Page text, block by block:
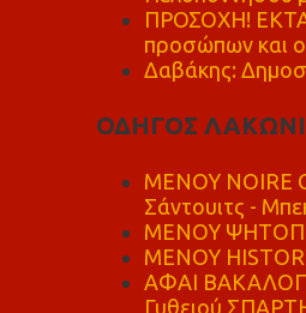
ΠΡΟΣΟΧΗ!
προσώπων και
Δαβάκης:
ΟΔΗΓΟΣ
MENOY
Σάντουιτς -
ΜΕΝΟΥ
ΜΕΝΟΥ
ΑΦΑΙ
Γυθειού